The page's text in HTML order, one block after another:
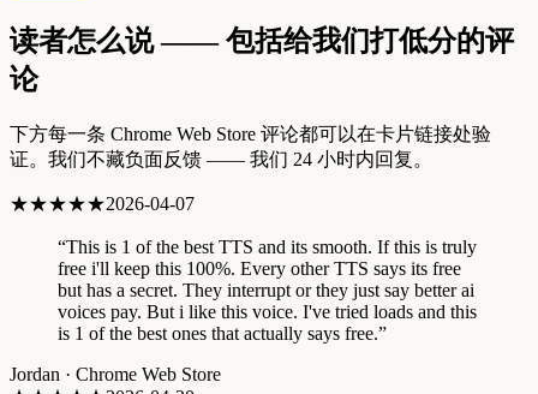
读者怎么说 —— 包括给我们打低分的评
论
下方每一条 Chrome Web Store 评论都可以在卡片链接处验
证。我们不藏负面反馈 —— 我们 24 小时内回复。
★★★★★2026-04-07
“This is 1 of the best TTS and its smooth. If this is truly
free i'll keep this 100%. Every other TTS says its free
but has a secret. They interrupt or they just say better ai
voices pay. But i like this voice. I've tried loads and this
is 1 of the best ones that actually says free.”
Jordan · Chrome Web Store